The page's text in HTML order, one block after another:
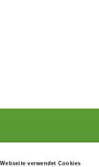
verwendet Cookies